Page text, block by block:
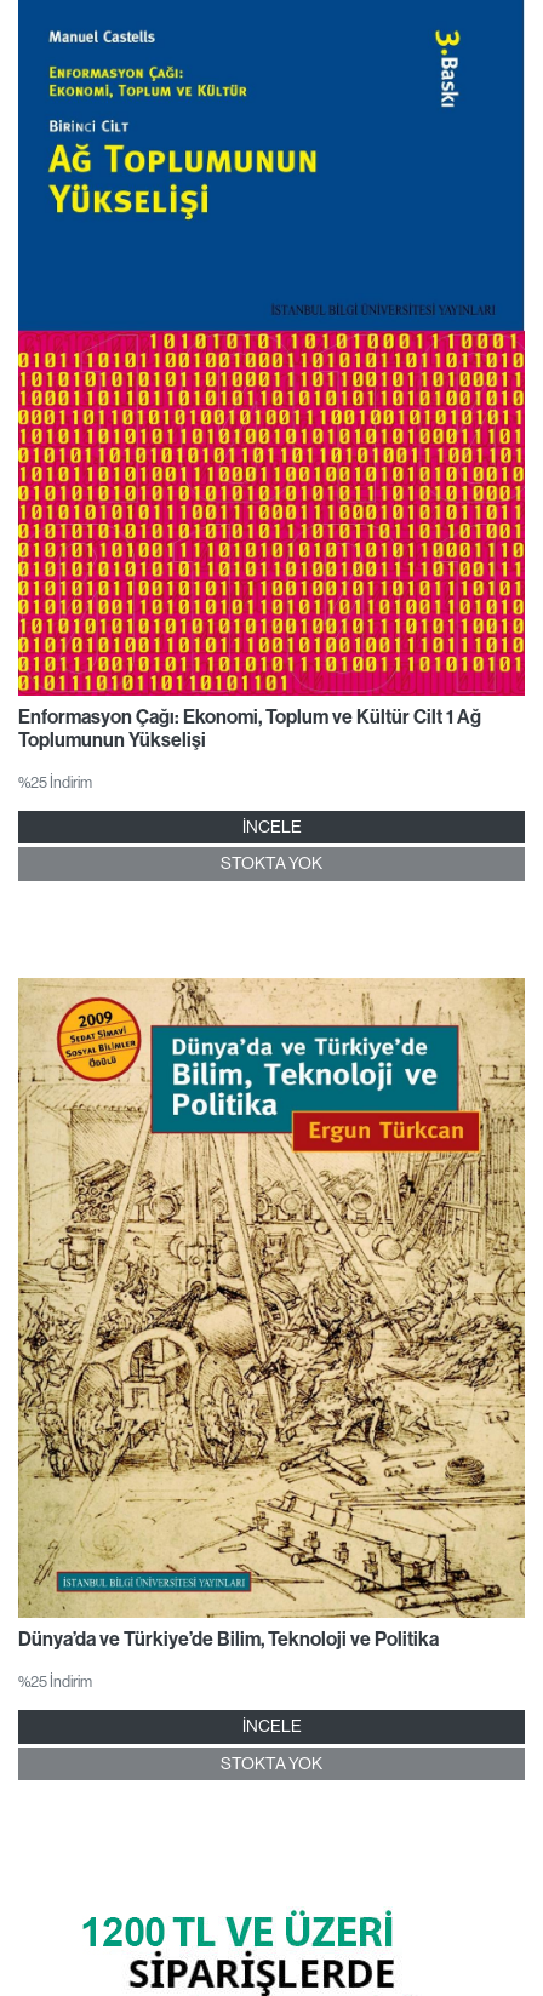
Enformasyon Çağı: Ekonomi, Toplum ve Kültür Cilt 1 Ağ
Toplumunun Yükselişi
%25 İndirim
İNCELE
STOKTA YOK
Dünya’da ve Türkiye’de Bilim, Teknoloji ve Politika
%25 İndirim
İNCELE
STOKTA YOK